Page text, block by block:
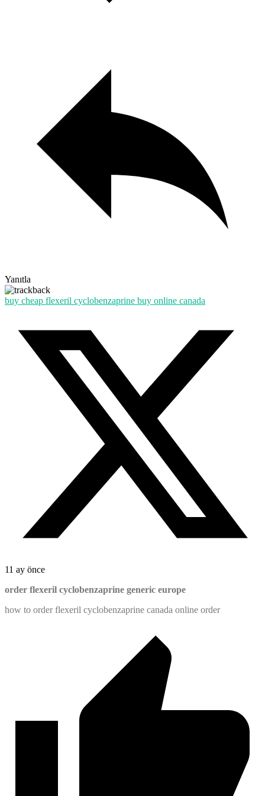
Yanıtla
buy cheap flexeril cyclobenzaprine buy online canada
11 ay önce
order flexeril cyclobenzaprine generic europe
how to order flexeril cyclobenzaprine canada online order